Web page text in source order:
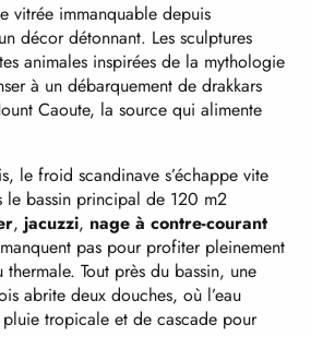
vitrée immanquable depuis
décor détonnant. Les sculptures
animales inspirées de la mythologie
à un débarquement de drakkars
Caoute, la source qui alimente
le froid scandinave s’échappe vite
le bassin principal de 120 m2
, jacuzzi, nage à contre-courant
pas pour profiter pleinement
thermale. Tout près du bassin, une
abrite deux douches, où l’eau
tropicale et de cascade pour